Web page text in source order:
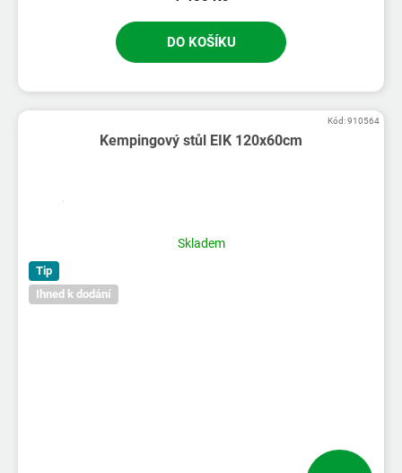
DO KOŠÍKU
Kempingový stůl EIK 120x60cm
Skladem
Tip
Ihned k dodání
Kód:910564